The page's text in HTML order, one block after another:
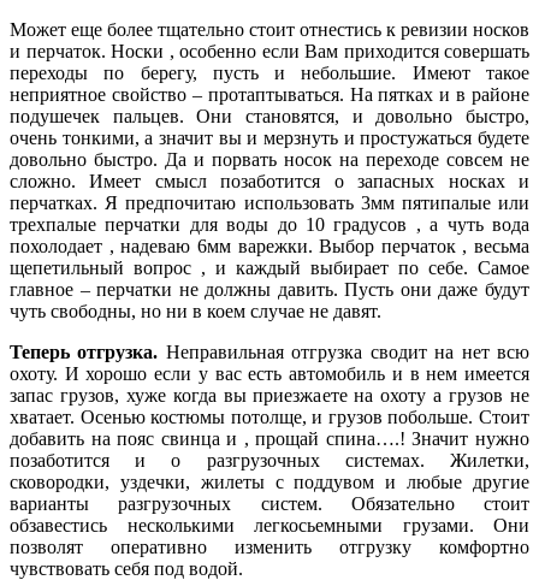
Может еще более тщательно стоит отнестись к ревизии носков
и перчаток. Носки , особенно если Вам приходится совершать
переходы по берегу, пусть и небольшие. Имеют такое
неприятное свойство – протаптываться. На пятках и в районе
подушечек пальцев. Они становятся, и довольно быстро,
очень тонкими, а значит вы и мерзнуть и простужаться будете
довольно быстро. Да и порвать носок на переходе совсем не
сложно. Имеет смысл позаботится о запасных носках и
перчатках. Я предпочитаю использовать 3мм пятипалые или
трехпалые перчатки для воды до 10 градусов , а чуть вода
похолодает , надеваю 6мм варежки. Выбор перчаток , весьма
щепетильный вопрос , и каждый выбирает по себе. Самое
главное – перчатки не должны давить. Пусть они даже будут
чуть свободны, но ни в коем случае не давят.
Теперь отгрузка. Неправильная отгрузка сводит на нет всю
охоту. И хорошо если у вас есть автомобиль и в нем имеется
запас грузов, хуже когда вы приезжаете на охоту а грузов не
хватает. Осенью костюмы потолще, и грузов побольше. Стоит
добавить на пояс свинца и , прощай спина….! Значит нужно
позаботится и о разгрузочных системах. Жилетки,
сковородки, уздечки, жилеты с поддувом и любые другие
варианты разгрузочных систем. Обязательно стоит
обзавестись несколькими легкосьемными грузами. Они
позволят оперативно изменить отгрузку комфортно
чувствовать себя под водой.